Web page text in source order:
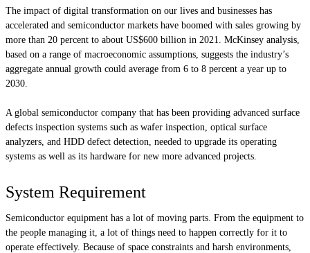
The impact of digital transformation on our lives and businesses has
accelerated and semiconductor markets have boomed with sales growing by
more than 20 percent to about US$600 billion in 2021. McKinsey analysis,
based on a range of macroeconomic assumptions, suggests the industry’s
aggregate annual growth could average from 6 to 8 percent a year up to
2030.
A global semiconductor company that has been providing advanced surface
defects inspection systems such as wafer inspection, optical surface
analyzers, and HDD defect detection, needed to upgrade its operating
systems as well as its hardware for new more advanced projects.
System Requirement
Semiconductor equipment has a lot of moving parts. From the equipment to
the people managing it, a lot of things need to happen correctly for it to
operate effectively. Because of space constraints and harsh environments,